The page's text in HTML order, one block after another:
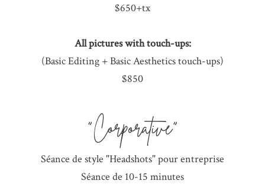
$650+tx
All pictures with touch-ups:
(Basic Editing + Basic Aesthetics touch-ups)
$850
"Corporative"
Séance de style "Headshots" pour entreprise
Séance de 10-15 minutes